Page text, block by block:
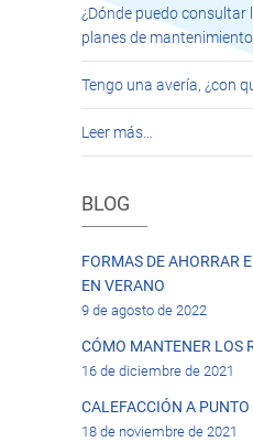
¿Dónde puedo consultar
planes de
Tengo una avería, ¿con
Leer más…
BLOG
FORMAS DE AHORRAR
EN VERANO
9 de agosto de 2022
CÓMO MANTENER LOS
16 de diciembre de 2021
CALEFACCIÓN A PUNTO
18 de noviembre de 2021